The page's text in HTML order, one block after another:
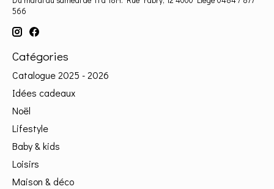
566
Catégories
Catalogue 2025 - 2026
Idées cadeaux
Noël
Lifestyle
Baby & kids
Loisirs
Maison & déco